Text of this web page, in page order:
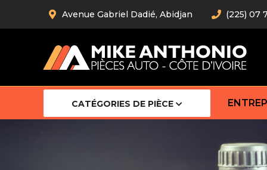
Avenue Gabriel Dadié, Abidjan (225) 07
CATÉGORIES DE PIÈCE